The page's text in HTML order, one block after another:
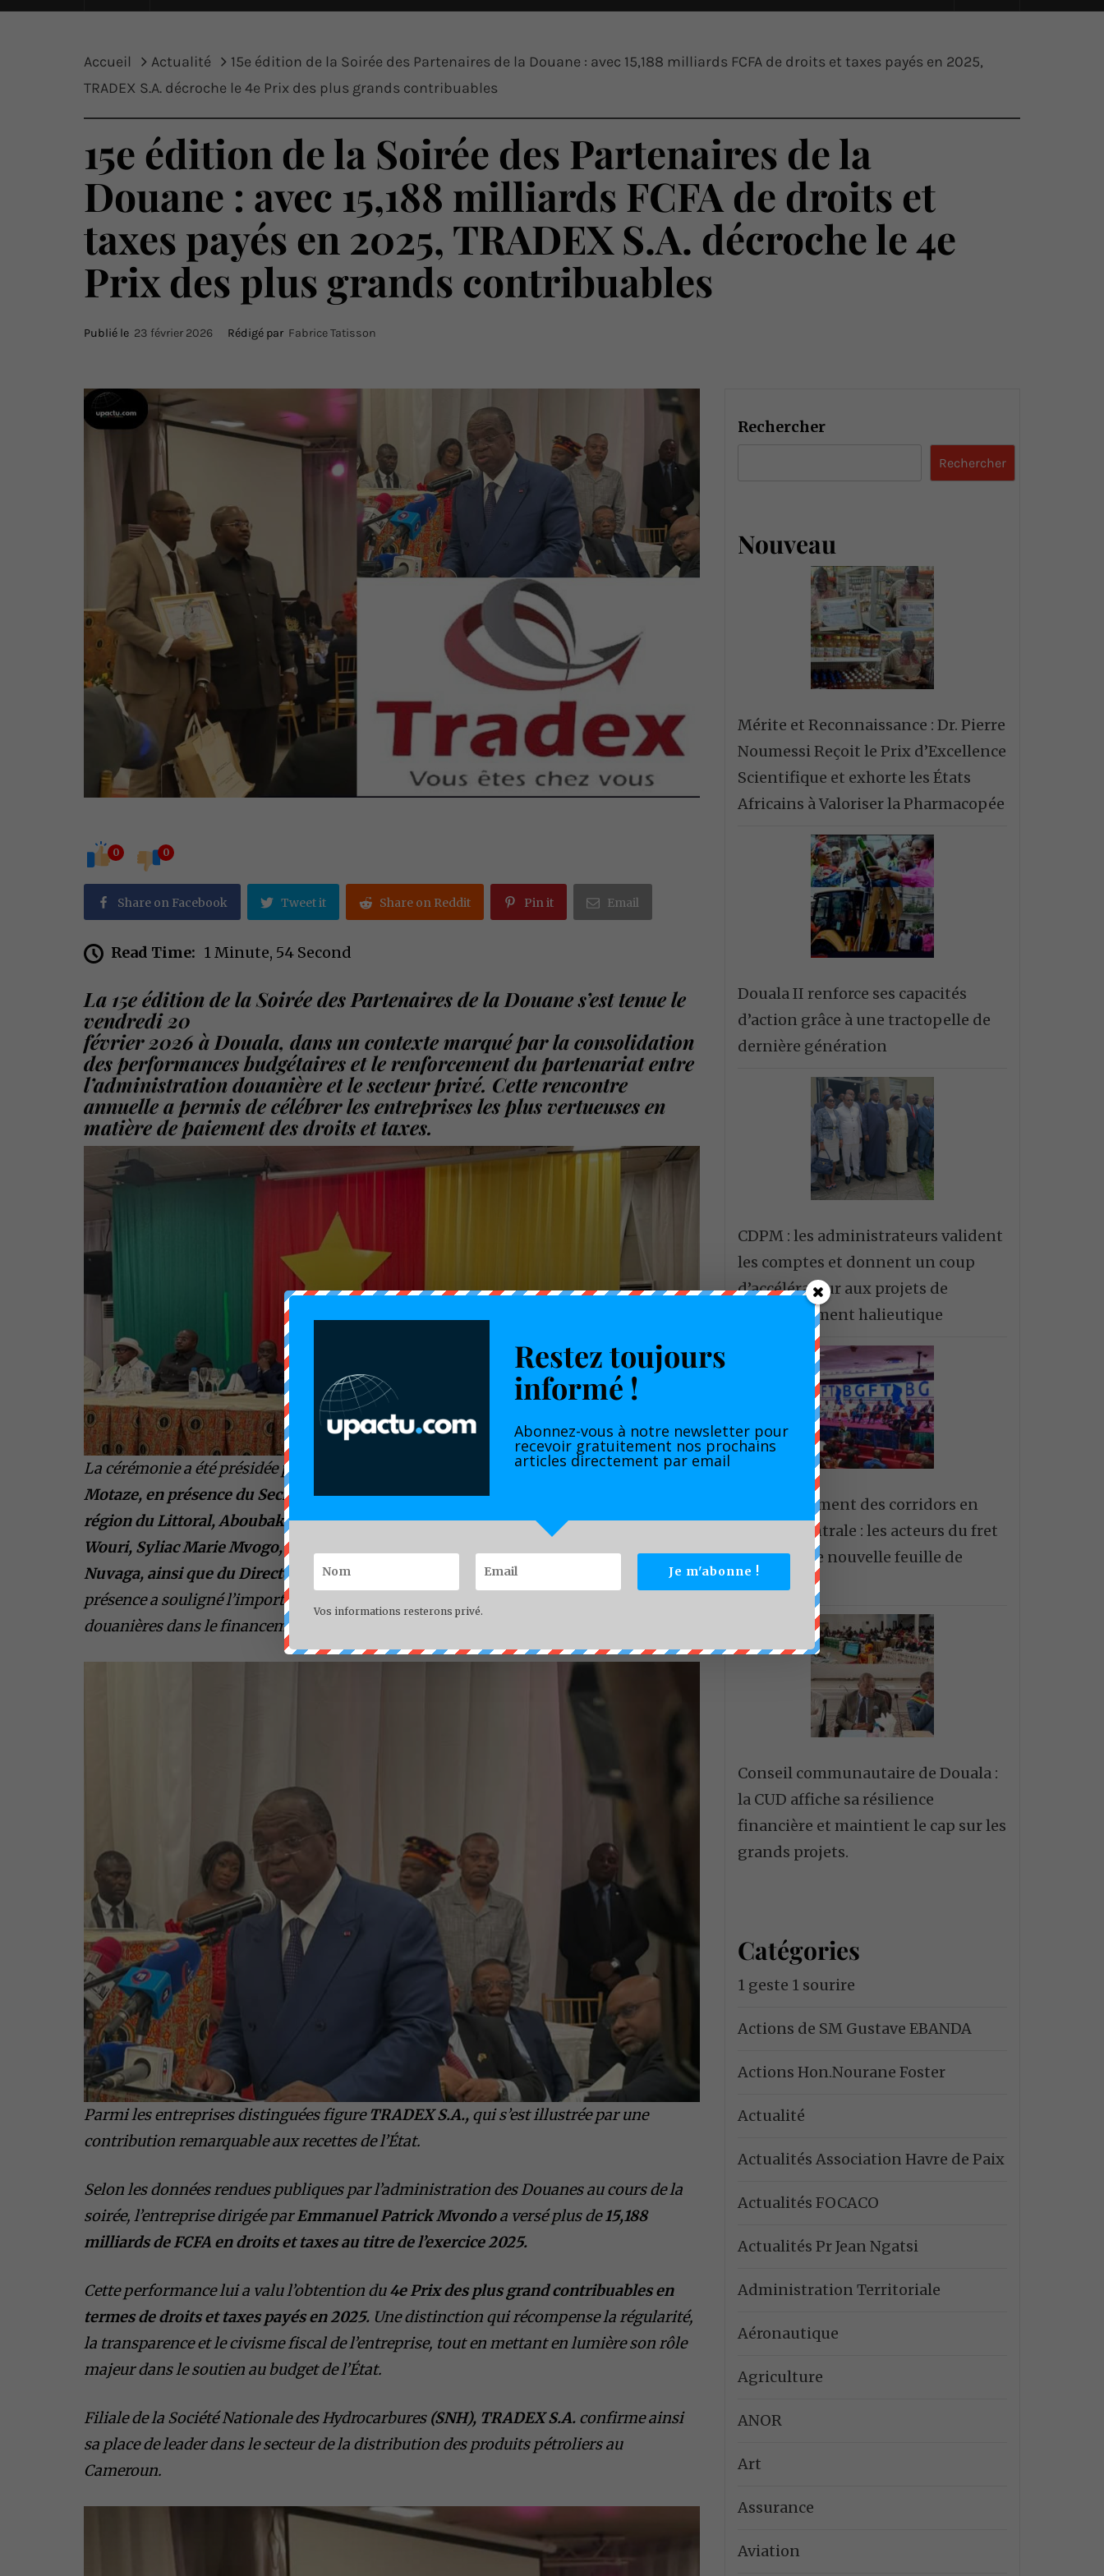
Accueil Actualité
15e édition de la Soirée des Partenaires de la Douane : avec 15,188 milliards FCFA de droits et taxes payés en 2025,
TRADEX S.A. décroche le 4e Prix des plus grands contribuables
15e édition de la Soirée des Partenaires de la
Douane : avec 15,188 milliards FCFA de droits et
taxes payés en 2025, TRADEX S.A. décroche le 4e
Prix des plus grands contribuables
Publié le 23 février 2026 Rédigé par Fabrice Tatisson
0 0
Share on Facebook Tweet it Share on Reddit Pin it Email
Read Time: 1 Minute, 54 Second
La 15e édition de la Soirée des Partenaires de la Douane s’est tenue le
vendredi 20
février 2026 à Douala, dans un contexte marqué par la consolidation
des performances budgétaires et le renforcement du partenariat entre
l’administration douanière et le secteur privé. Cette rencontre
annuelle a permis de célébrer les entreprises les plus vertueuses en
matière de paiement des droits et taxes.
La cérémonie a été présidée par le Ministre des Finances, SonExcellence Louis Paul
Motaze, en présence du Secrétaire général auprès des services du Gouverneur de la
région du Littoral, Aboubakary Haman Tchiouto, du Préfet du département du
Wouri, Syliac Marie Mvogo, du Directeur général des Douanes, Fongod Edwin
Nuvaga, ainsi que du Directeur général du Trésor, Sylvester Moh Tangongho.
Leur
présence a souligné l’importance stratégique de la mobilisation des recettes
douanières dans le financement des politiques publiques.
Parmi les entreprises distinguées figureTRADEX S.A., qui s’est illustrée par une
contribution remarquable aux recettes de l’État.
Selon les données rendues publiques par l’administration des Douanes au cours de la
soirée, l’entreprise dirigée parEmmanuel Patrick Mvondoa versé plus de15,188
milliards de FCFA en droits et taxes au titre de l’exercice 2025.
Cette performance lui a valu l’obtention du4e Prix des plus grand contribuables en
termes de droits et taxes payés en 2025. Une distinction qui récompense la régularité,
la transparence et le civisme fiscal de l’entreprise, tout en mettant en lumière son rôle
majeur dans le soutien au budget de l’État.
Filiale de la Société Nationale des Hydrocarbures(SNH), TRADEX S.A. confirme ainsi
sa place de leader dans le secteur de la distribution des produits pétroliers au
Cameroun.
Rechercher
Rechercher
Nouveau
Mérite et Reconnaissance : Dr. Pierre
Noumessi Reçoit le Prix d’Excellence
Scientifique et exhorte les États
Africains à Valoriser la Pharmacopée
Douala II renforce ses capacités
d’action grâce à une tractopelle de
dernière génération
CDPM : les administrateurs valident
les comptes et donnent un coup
d’accélérateur aux projets de
développement halieutique
Développement des corridors en
Afrique centrale : les acteurs du fret
tracent une nouvelle feuille de
Conseil communautaire de Douala :
la CUD affiche sa résilience
financière et maintient le cap sur les
grands projets.
Catégories
1 geste 1 sourire
Actions de SM Gustave EBANDA
Actions Hon.Nourane Foster
Actualité
Actualités Association Havre de Paix
Actualités FOCACO
Actualités Pr Jean Ngatsi
Administration Territoriale
Aéronautique
Agriculture
ANOR
Art
Assurance
Aviation
Restez toujours
informé !
Abonnez-vous à notre newsletter pour
recevoir gratuitement nos prochains
articles directement par email
Je m'abonne !
Vos informations resterons privé.